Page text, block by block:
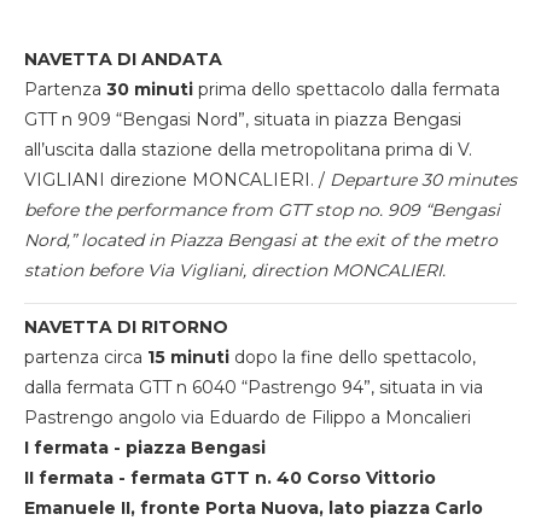
NAVETTA DI ANDATA
Partenza 30 minuti prima dello spettacolo dalla fermata
GTT n 909 “Bengasi Nord”, situata in piazza Bengasi
all’uscita dalla stazione della metropolitana prima di V.
VIGLIANI direzione MONCALIERI. / Departure 30 minutes
before the performance from GTT stop no. 909 “Bengasi
Nord,” located in Piazza Bengasi at the exit of the metro
station before Via Vigliani, direction MONCALIERI.
NAVETTA DI RITORNO
partenza circa 15 minuti dopo la fine dello spettacolo,
dalla fermata GTT n 6040 “Pastrengo 94”, situata in via
Pastrengo angolo via Eduardo de Filippo a Moncalieri
I fermata - piazza Bengasi
II fermata - fermata GTT n. 40 Corso Vittorio
Emanuele II, fronte Porta Nuova, lato piazza Carlo